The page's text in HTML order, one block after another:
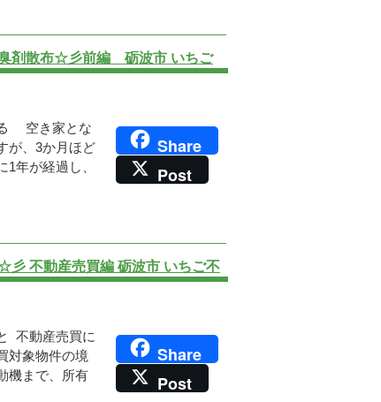
臭剤散布☆彡前編 砺波市 いちご
る 空き家とな
が、3か月ほど
年が経過し、
Share
Post
彡 不動産売買編 砺波市 いちご不
不動産売買に
対象物件の境
機まで、所有
Share
Post